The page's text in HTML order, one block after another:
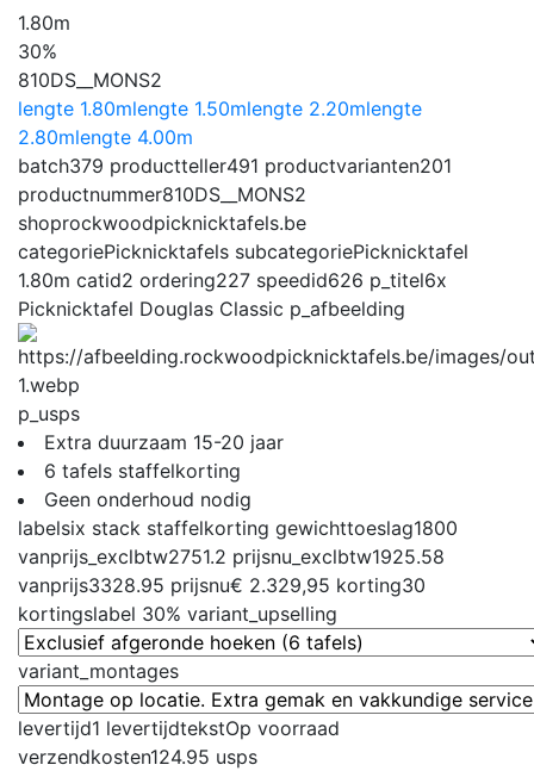
1.80m
30%
810DS__MONS2
lengte 1.80mlengte 1.50mlengte 2.20mlengte
2.80mlengte 4.00m
batch379 productteller491 productvarianten201
productnummer810DS__MONS2
shoprockwoodpicknicktafels.be
categoriePicknicktafels subcategoriePicknicktafel
1.80m catid2 ordering227 speedid626 p_titel6x
Picknicktafel Douglas Classic p_afbeelding
p_usps
Extra duurzaam 15-20 jaar
6 tafels staffelkorting
Geen onderhoud nodig
labelsix stack staffelkorting gewichttoeslag1800
vanprijs_exclbtw2751.2 prijsnu_exclbtw1925.58
vanprijs3328.95 prijsnu€ 2.329,95 korting30
kortingslabel 30% variant_upselling
variant_montages
levertijd1 levertijdtekstOp voorraad
verzendkosten124.95 usps